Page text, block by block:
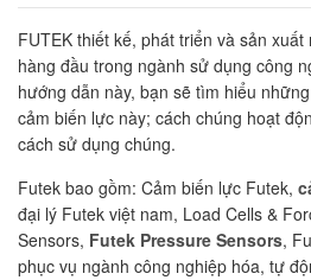
FUTEK thiết kế, phát triển và sản
hàng đầu trong ngành sử dụng công
hướng dẫn này, bạn sẽ tìm hiểu
cảm biến lực này; cách chúng hoạt
cách sử dụng chúng.
Futek bao gồm: Cảm biến lực Futek,
đại lý Futek việt nam, Load Cells &
Sensors, Futek Pressure Sensors,
phục vụ ngành công nghiệp hóa, tự